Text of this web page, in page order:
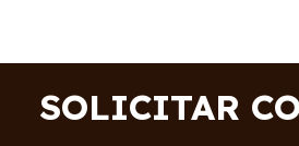
SOLICITAR